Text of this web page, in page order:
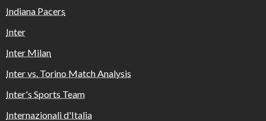
Indiana Pacers
Inter
Inter Milan
Inter vs. Torino Match Analysis
Inter's Sports Team
Internazionali d'Italia